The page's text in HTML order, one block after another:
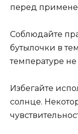
перед
Соблюдайте
бутылочки в
температуре
Избегайте
солнце.